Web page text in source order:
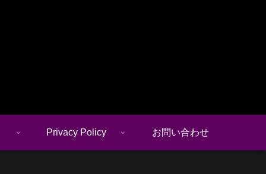
Privacy Policy お問い合わせ